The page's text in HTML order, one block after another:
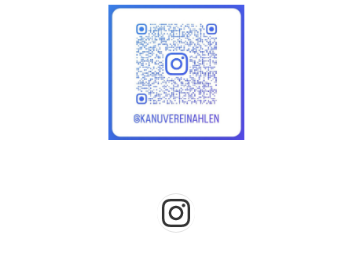
Instagram